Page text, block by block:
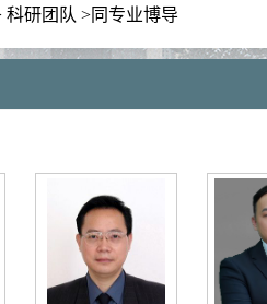
科研团队 >同专业博导